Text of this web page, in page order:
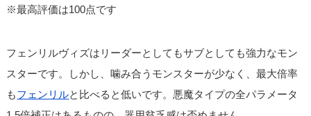
※最高評価は100点です
フェンリルヴィズはリーダーとしてもサブとしても強力なモン
スターです。しかし、噛み合うモンスターが少なく、最大倍率
もフェンリルと比べると低いです。悪魔タイプの全パラメータ